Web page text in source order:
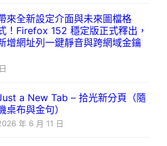
來全新設定介面與未來圖檔格
！Firefox 152 穩定版正式釋出，
增網址列一鍵靜音與跨網域金鑰
a New Tab – 拾光新分頁（隨
桌布與金句）
年 6 月 11 日